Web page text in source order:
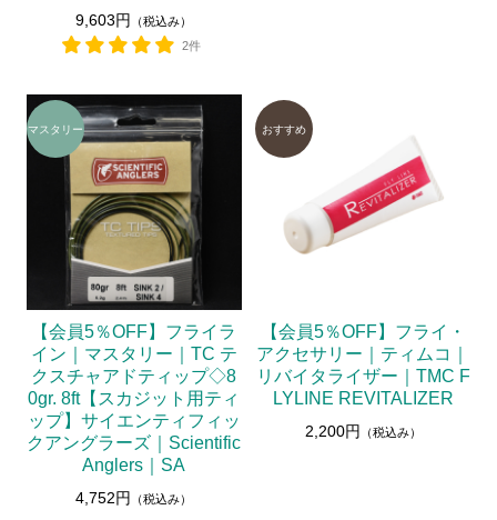
9,603円
（税込み）
2件
【会員5％OFF】フライラ
イン｜マスタリー｜TC テ
クスチャアドティップ◇8
0gr. 8ft【スカジット用ティ
ップ】サイエンティフィッ
クアングラーズ｜Scientific
Anglers｜SA
4,752円 （税込み）
【会員5％OFF】フライ・
アクセサリー｜ティムコ｜
リバイタライザー｜TMC F
LYLINE REVITALIZER
2,200円 （税込み）